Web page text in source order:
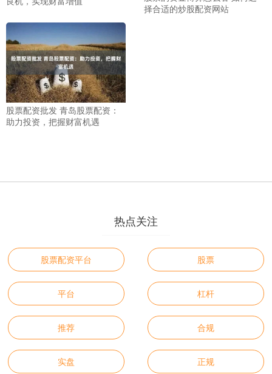
择合适的炒股配资网站
股票配资批发 青岛股票配资：
助力投资，把握财富机遇
热点关注
股票配资平台 股票
平台 杠杆
推荐 合规
实盘 正规